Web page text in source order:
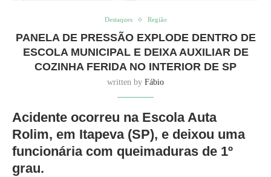
Destaques Região
PANELA DE PRESSÃO EXPLODE DENTRO DE
ESCOLA MUNICIPAL E DEIXA AUXILIAR DE
COZINHA FERIDA NO INTERIOR DE SP
written by Fábio
Acidente ocorreu na Escola Auta
Rolim, em Itapeva (SP), e deixou uma
funcionária com queimaduras de 1º
grau.